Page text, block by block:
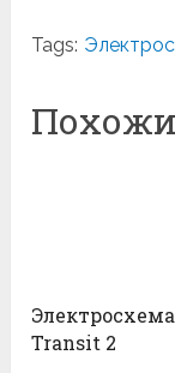
Tags:
Transit 2